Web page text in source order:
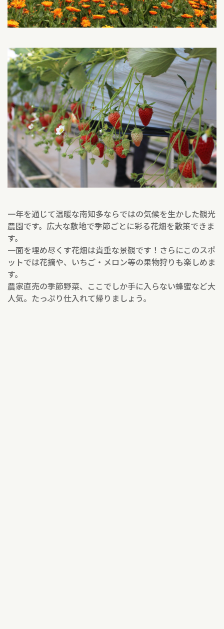
一年を通じて温暖な南知多ならではの気候を生かした観光
農園です。広大な敷地で季節ごとに彩る花畑を散策できま
す。
一面を埋め尽くす花畑は貴重な景観です！さらにこのスポ
ットでは花摘や、いちご・メロン等の果物狩りも楽しめま
す。
農家直売の季節野菜、ここでしか手に入らない蜂蜜など大
人気。たっぷり仕入れて帰りましょう。